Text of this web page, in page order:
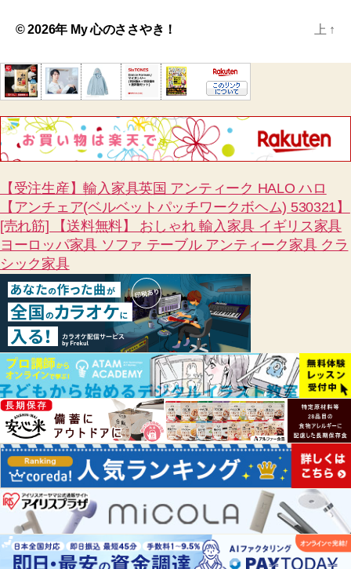
© 2026年 My 心のささやき！ 上 ↑
【受注生産】輸入家具英国 アンティーク HALO ハロ
【アンチェア(ベルベットパッチワークボヘム) 530321】
[売れ筋] 【送料無料】 おしゃれ 輸入家具 イギリス家具
ヨーロッパ家具 ソファ テーブル アンティーク家具 クラ
シック家具